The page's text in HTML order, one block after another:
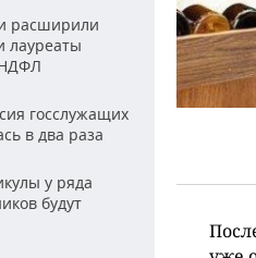
расширили
лауреаты
госслужащих
в два раза
у ряда
будут